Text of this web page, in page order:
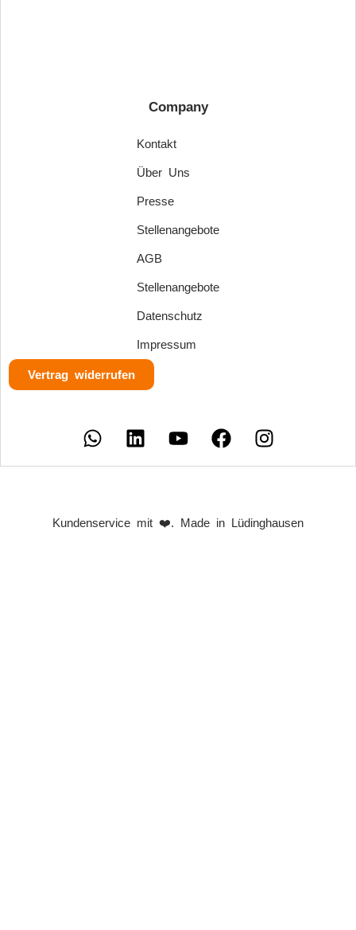
Company
Kontakt
Über Uns
Presse
Stellenangebote
AGB
Stellenangebote
Datenschutz
Impressum
Vertrag widerrufen
Kundenservice mit ❤️. Made in Lüdinghausen